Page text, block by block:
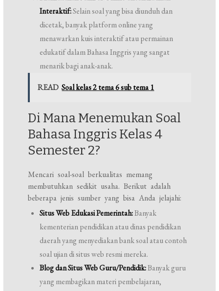
Interaktif:Selain soal yang bisa diunduh dan
dicetak, banyak platform online yang
menawarkan kuis interaktif atau permainan
edukatif dalam Bahasa Inggris yang sangat
menarik bagi anak-anak.
READ Soal kelas 2 tema 6 sub tema 1
Di Mana Menemukan Soal
Bahasa Inggris Kelas 4
Semester 2?
Mencari soal-soal berkualitas memang
membutuhkan sedikit usaha. Berikut adalah
beberapa jenis sumber yang bisa Anda jelajahi:
Situs Web Edukasi Pemerintah:Banyak
kementerian pendidikan atau dinas pendidikan
daerah yang menyediakan bank soal atau contoh
soal ujian di situs web resmi mereka.
Blog dan Situs Web Guru/Pendidik:Banyak guru
yang membagikan materi pembelajaran,